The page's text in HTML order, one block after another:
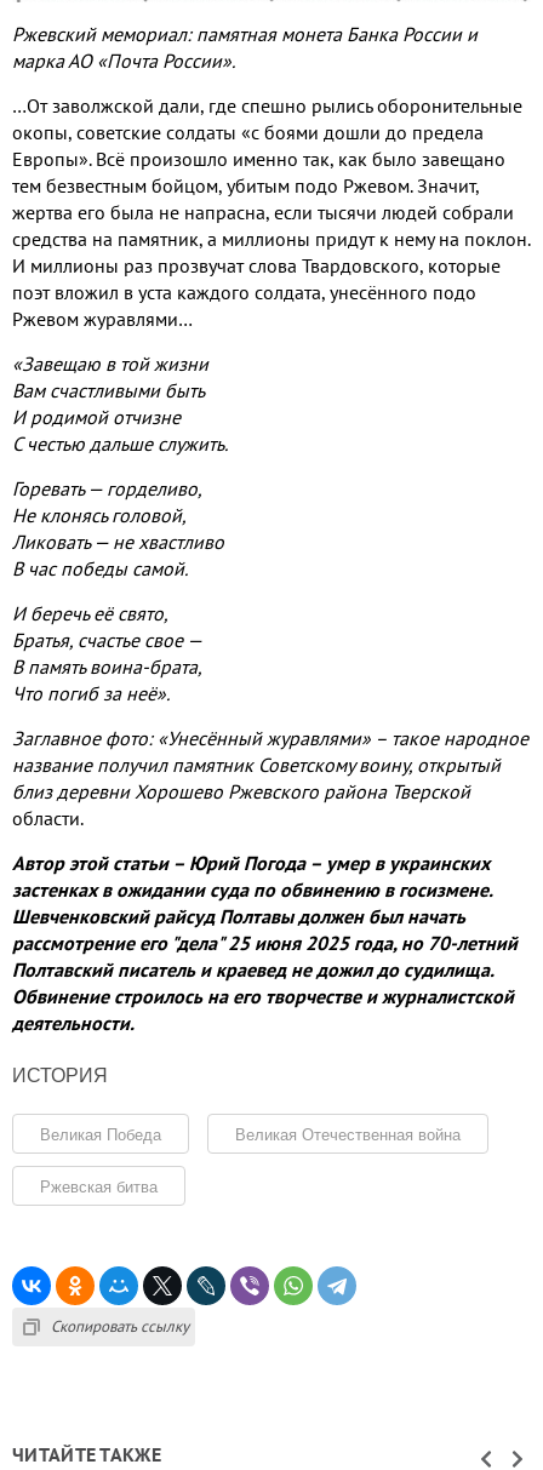
Ржевский мемориал: памятная монета Банка России и
марка АО «Почта России».
…От заволжской дали, где спешно рылись оборонительные
окопы, советские солдаты «с боями дошли до предела
Европы». Всё произошло именно так, как было завещано
тем безвестным бойцом, убитым подо Ржевом. Значит,
жертва его была не напрасна, если тысячи людей собрали
средства на памятник, а миллионы придут к нему на поклон.
И миллионы раз прозвучат слова Твардовского, которые
поэт вложил в уста каждого солдата, унесённого подо
Ржевом журавлями…
«Завещаю в той жизни
Вам счастливыми быть
И родимой отчизне
С честью дальше служить.
Горевать — горделиво,
Не клонясь головой,
Ликовать — не хвастливо
В час победы самой.
И беречь её свято,
Братья, счастье свое —
В память воина-брата,
Что погиб за неё».
Заглавное фото: «Унесённый журавлями» – такое народное
название получил памятник Советскому воину, открытый
близ деревни Хорошево Ржевского района Тверской
области.
Автор этой статьи – Юрий Погода – умер в украинских
застенках в ожидании суда по обвинению в госизмене.
Шевченковский райсуд Полтавы должен был начать
рассмотрение его "дела" 25 июня 2025 года, но 70-летний
Полтавский писатель и краевед не дожил до судилища.
Обвинение строилось на его творчестве и журналистской
деятельности.
ИСТОРИЯ
Великая Победа Великая Отечественная война
Ржевская битва
Скопировать ссылку
ЧИТАЙТЕ ТАКЖЕ